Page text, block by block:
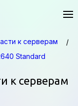
к серверам
Standard
к серверам